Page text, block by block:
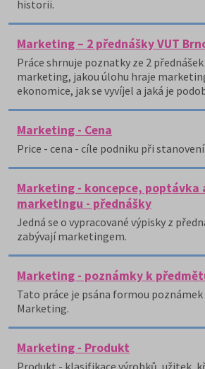
historii.
Marketing – 2 přednášky VUT
Práce shrnuje poznatky ze 2
marketing, jakou úlohu hraje
ekonomice, jak se vyvíjel a jaká je
Marketing - Cena
Price - cena - cíle podniku při stanovení
Marketing - koncepce, poptávka
marketingu - přednášky
Jedná se o vypracované výpisky z
zabývají marketingem.
Marketing - poznámky k
Tato práce je psána formou
Marketing.
Marketing - Produkt
Produkt - klasifikace výrobků, užitek,